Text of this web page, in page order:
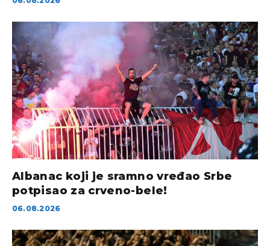
Albanac koji je sramno vređao Srbe
potpisao za crveno-bele!
06.08.2026